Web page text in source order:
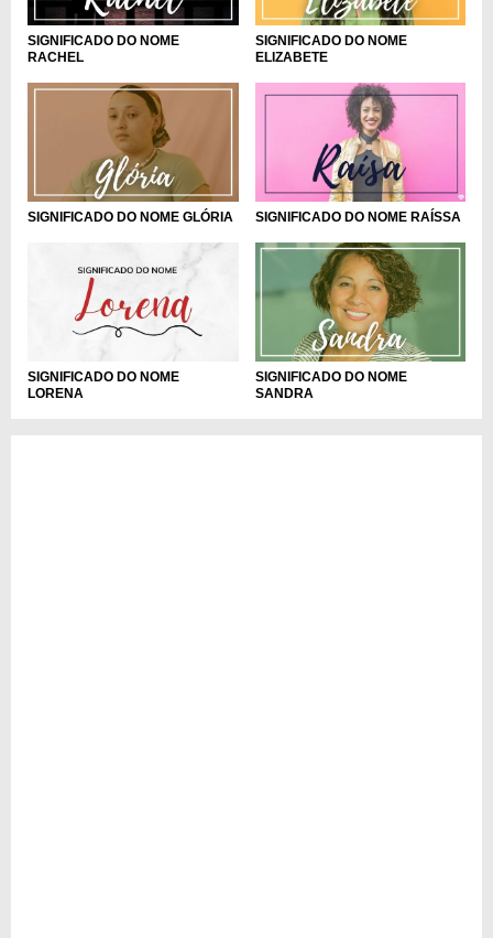
SIGNIFICADO DO NOME
RACHEL
SIGNIFICADO DO NOME
ELIZABETE
SIGNIFICADO DO NOME GLÓRIA SIGNIFICADO DO NOME RAÍSSA
SIGNIFICADO DO NOME
LORENA
SIGNIFICADO DO NOME
SANDRA